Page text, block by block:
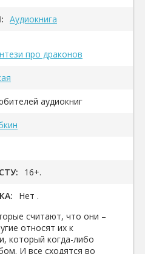
Аудиокнига
про драконов
аудиокниг
16+.
Нет .
считают, что они –
относят их к
который когда-либо
И все сходятся во